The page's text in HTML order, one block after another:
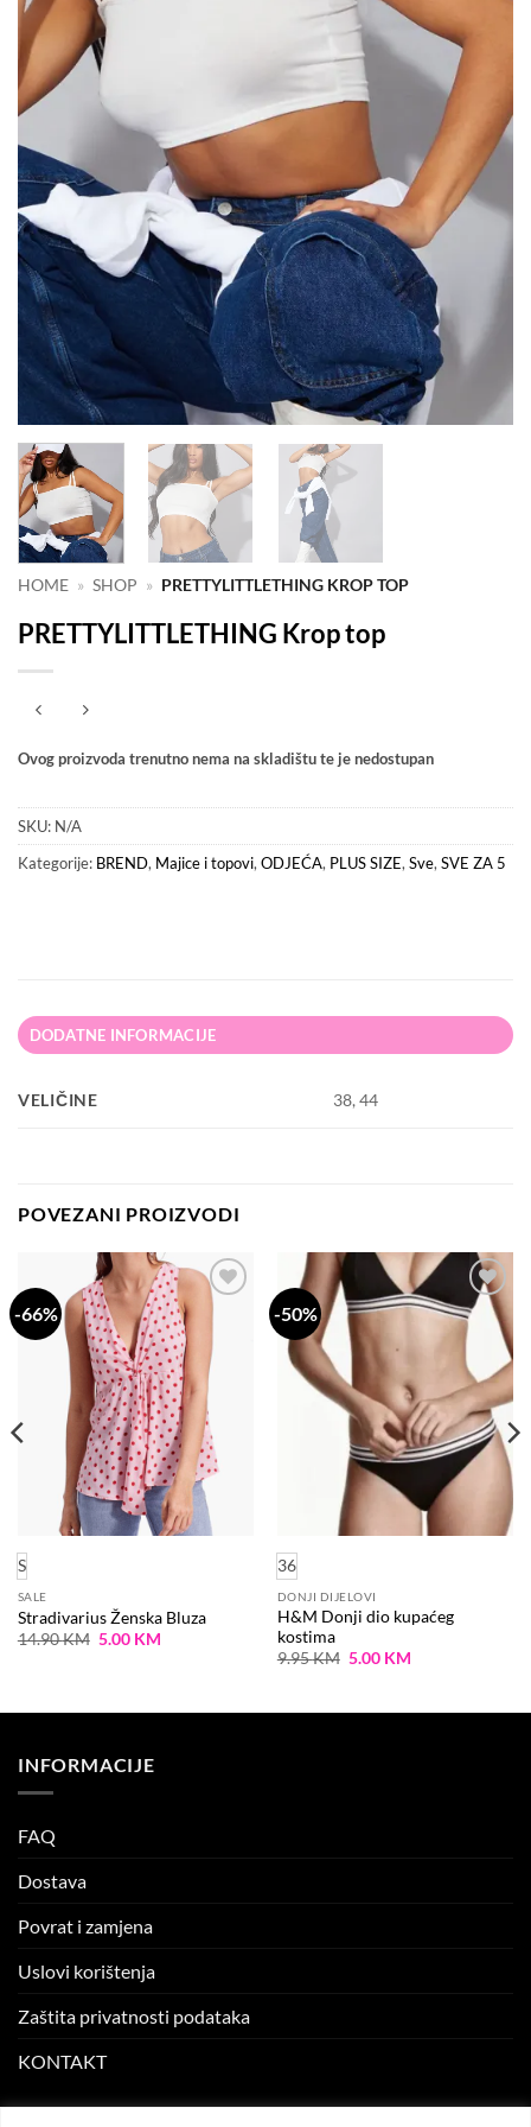
HOME » SHOP » PRETTYLITTLETHING KROP TOP
PRETTYLITTLETHING Krop top
Ovog proizvoda trenutno nema na skladištu te je nedostupan
SKU: N/A
Kategorije: BREND, Majice i topovi,ODJEĆA, PLUS SIZE,Sve,SVE ZA 5
DODATNE INFORMACIJE
VELIČINE 38, 44
POVEZANI PROIZVODI
-66%
želja
S
SALE
Stradivarius Ženska Bluza
14.90KM Original
5.00 KMCurrent
-50%
Dodaj
36
DONJI DIJELOVI
H&M Donji dio kupaćeg
kostima
9.95KM Original
5.00 KMCurrent
INFORMACIJE
FAQ
Dostava
Povrat i zamjena
Uslovi korištenja
Zaštita privatnosti podataka
KONTAKT